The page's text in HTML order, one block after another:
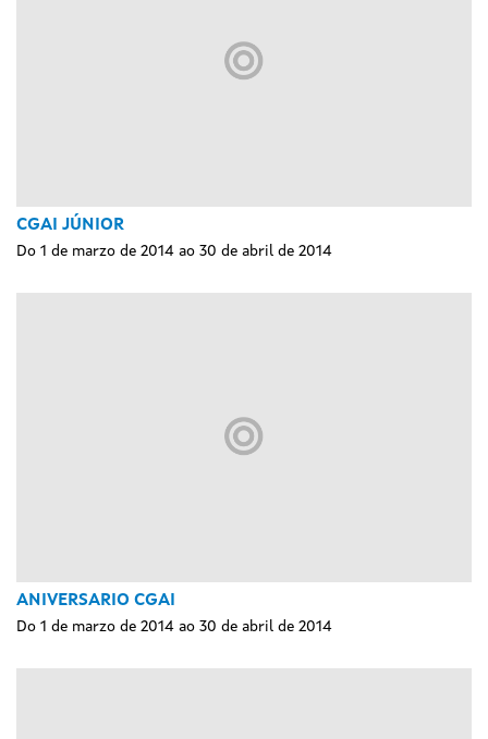
CGAI JÚNIOR
Do 1 de marzo de 2014 ao 30 de abril de 2014
ANIVERSARIO CGAI
Do 1 de marzo de 2014 ao 30 de abril de 2014